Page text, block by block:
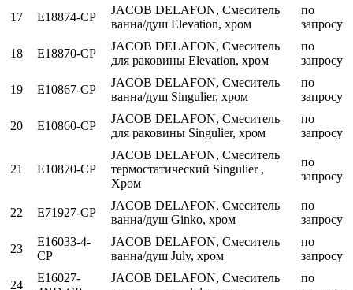
17 E18874-CP
JACOB DELAFON, Смеситель
ванна/душ Elevation, хром
по
запросу
18 E18870-CP
JACOB DELAFON, Смеситель
для раковины Elevation, хром
по
запросу
19 E10867-CP
JACOB DELAFON, Смеситель
ванна/душ Singulier, хром
по
запросу
20 E10860-CP
JACOB DELAFON, Смеситель
для раковины Singulier, хром
по
запросу
21 E10870-CP
JACOB DELAFON, Смеситель
термостатический Singulier ,
Хром
по
запросу
22 E71927-CP
JACOB DELAFON, Смеситель
ванна/душ Ginko, хром
по
запросу
23
E16033-4-
CP
JACOB DELAFON, Смеситель
ванна/душ July, хром
по
запросу
24
E16027-
JACOB DELAFON, Смеситель
по